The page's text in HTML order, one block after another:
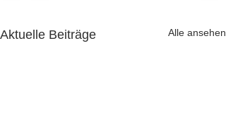
Aktuelle Beiträge Alle ansehen